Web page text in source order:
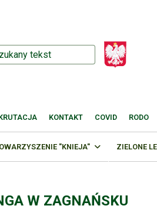
KONTAKT COVID RODO
"KNIEJA" ZIELONE
W ZAGNAŃSKU